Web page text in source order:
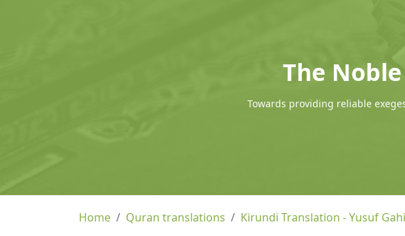
The
Towards providing reliable
Home Quran translations Kirundi Translation - Yusuf